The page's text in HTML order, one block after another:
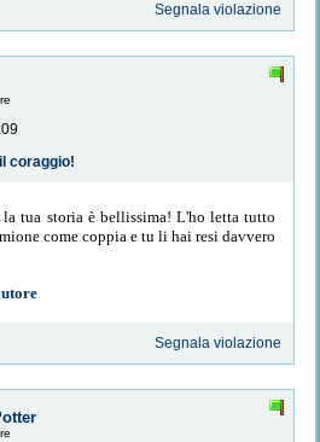
Segnala violazione
coraggio!
tua storia è bellissima! L'ho letta tutto
come coppia e tu li hai resi davvero
Segnala violazione